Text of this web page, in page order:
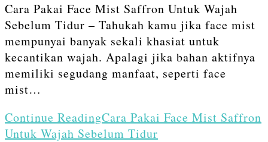
Cara Pakai Face Mist Saffron Untuk Wajah
Sebelum Tidur – Tahukah kamu jika face mist
mempunyai banyak sekali khasiat untuk
kecantikan wajah. Apalagi jika bahan aktifnya
memiliki segudang manfaat, seperti face
mist…
Continue ReadingCara Pakai Face Mist Saffron
Untuk Wajah Sebelum Tidur